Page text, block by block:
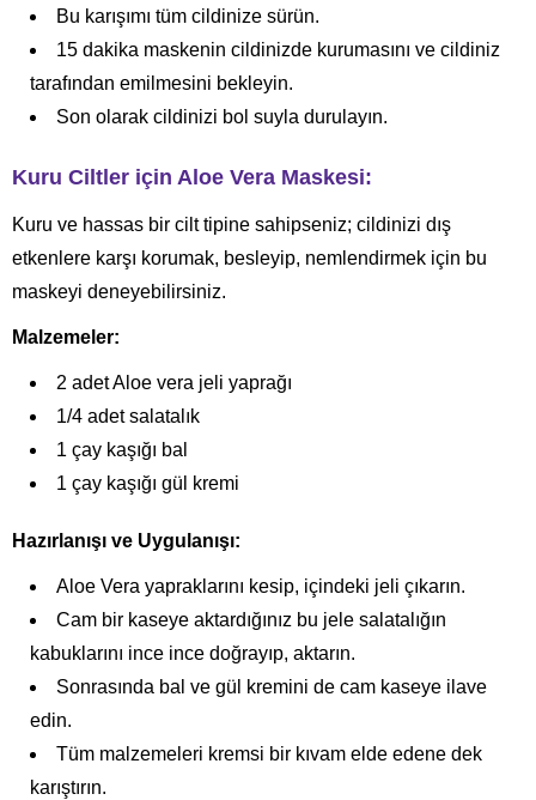
Bu karışımı tüm cildinize sürün.
15 dakika maskenin cildinizde kurumasını ve cildiniz
tarafından emilmesini bekleyin.
Son olarak cildinizi bol suyla durulayın.
Kuru Ciltler için Aloe Vera Maskesi:
Kuru ve hassas bir cilt tipine sahipseniz; cildinizi dış
etkenlere karşı korumak, besleyip, nemlendirmek için bu
maskeyi deneyebilirsiniz.
Malzemeler:
2 adet Aloe vera jeli yaprağı
1/4 adet salatalık
1 çay kaşığı bal
1 çay kaşığı gül kremi
Hazırlanışı ve Uygulanışı:
Aloe Vera yapraklarını kesip, içindeki jeli çıkarın.
Cam bir kaseye aktardığınız bu jele salatalığın
kabuklarını ince ince doğrayıp, aktarın.
Sonrasında bal ve gül kremini de cam kaseye ilave
edin.
Tüm malzemeleri kremsi bir kıvam elde edene dek
karıştırın.